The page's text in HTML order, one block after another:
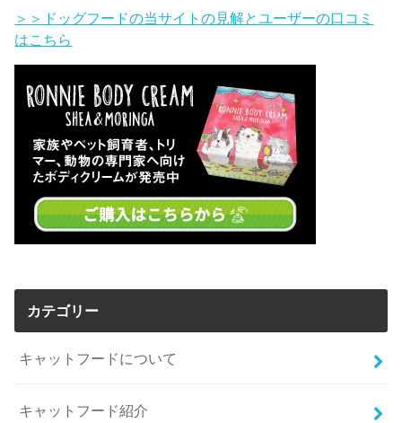
＞＞ドッグフードの当サイトの見解とユーザーの口コミ
はこちら
カテゴリー
キャットフードについて
キャットフード紹介